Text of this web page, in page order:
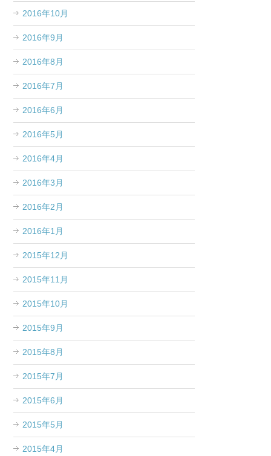
2016年10月
2016年9月
2016年8月
2016年7月
2016年6月
2016年5月
2016年4月
2016年3月
2016年2月
2016年1月
2015年12月
2015年11月
2015年10月
2015年9月
2015年8月
2015年7月
2015年6月
2015年5月
2015年4月